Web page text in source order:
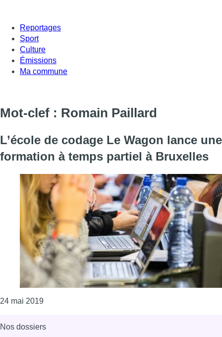
Reportages
Sport
Culture
Émissions
Ma commune
Mot-clef : Romain Paillard
L’école de codage Le Wagon lance une
formation à temps partiel à Bruxelles
24 mai 2019Consulter l'article "L’école de codage Le Wagon
Nos dossiers